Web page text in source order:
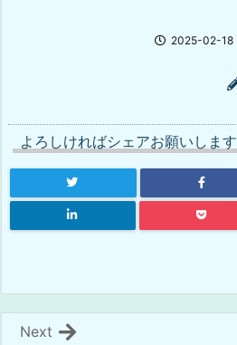
2025-02-18
よろしければシェアお願いします
Next